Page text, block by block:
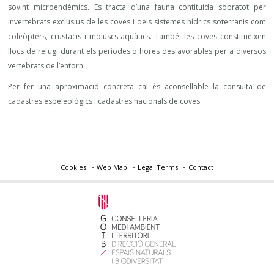
sovint microendèmics. Es tracta d’una fauna contituida sobratot per
invertebrats exclusius de les coves i dels sistemes hídrics soterranis com
coleòpters, crustacis i moluscs aquàtics. També, les coves constitueixen
llocs de refugi durant els periodes o hores desfavorables per a diversos
vertebrats de l’entorn.
Per fer una aproximació concreta cal és aconsellable la consulta de
cadastres espeleològics i cadastres nacionals de coves.
Cookies Web Map Legal Terms Contact